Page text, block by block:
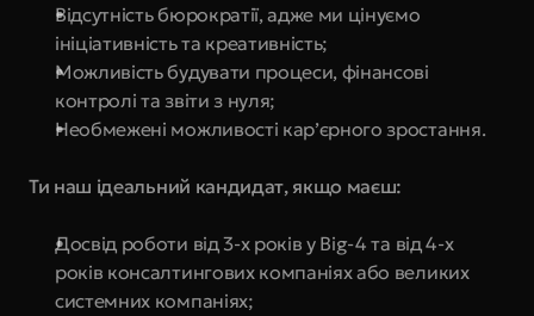
Відсутність бюрократії, адже ми цінуємо
ініціативність та креативність;
Можливість будувати процеси, фінансові
контролі та звіти з нуля;
Необмежені можливості кар’єрного зростання.
Ти наш ідеальний кандидат, якщо маєш:
Досвід роботи від 3-х років у Big-4 та від 4-х
років консалтингових компаніях або великих
системних компаніях;